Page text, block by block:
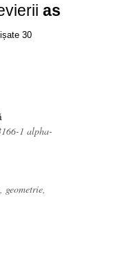
as
30
1 alpha-
geometrie,